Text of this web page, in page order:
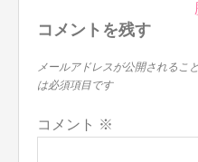
ゲ
シ
ョ
コメントを残す
メールアドレスが公開されるこ
は必須項目です
コメント ※